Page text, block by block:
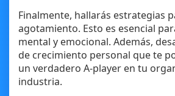
Finalmente, hallarás estrategias
agotamiento. Esto es esencial
mental y emocional. Además,
de crecimiento personal que te
un verdadero A-player en tu
industria.